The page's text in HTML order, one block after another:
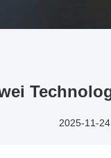
2025-11-24